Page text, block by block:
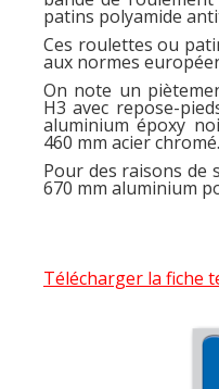
patins polyamide
Ces roulettes ou
aux normes
On note un
H3 avec repose-
aluminium époxy
460 mm acier chromé.
Pour des raisons
670 mm aluminium
Télécharger la fiche